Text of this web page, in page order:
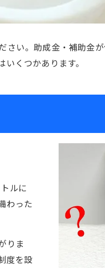
い。助成金・補助金
くつかあります。
ルに
わった
りま
度を設